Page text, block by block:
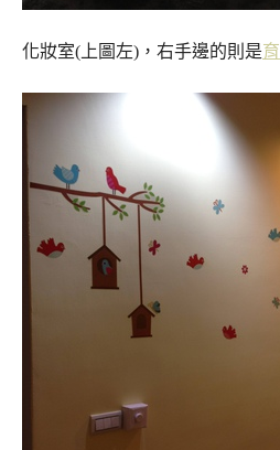
化妝室(上圖左)，右手邊的則是